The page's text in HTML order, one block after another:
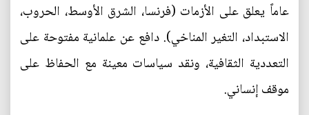
عاماً يعلق على الأزمات (فرنسا، الشرق الأوسط، الحروب،
الاستبداد، التغير المناخي). دافع عن علمانية مفتوحة على
التعددية الثقافية، ونقد سياسات معينة مع الحفاظ على
موقف إنساني.